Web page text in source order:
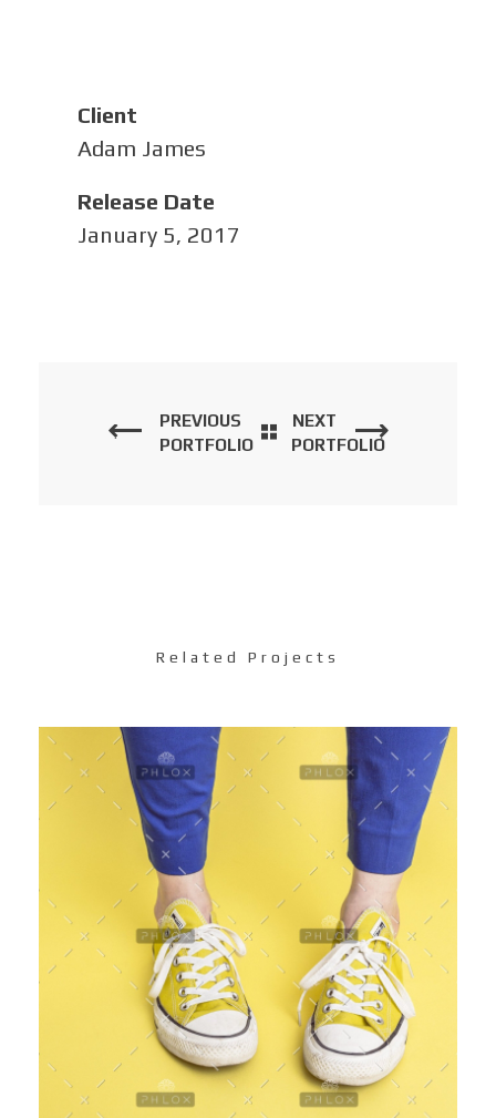
Client
Adam James
Release Date
January 5, 2017
PREVIOUS
PORTFOLIO
NEXT
PORTFOLIO
Related Projects